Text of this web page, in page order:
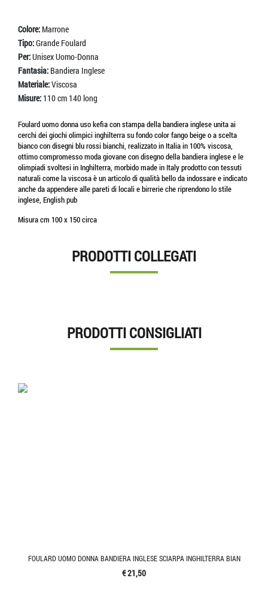
Colore: Marrone
Tipo:Grande Foulard
Per:Unisex Uomo-Donna
Fantasia: Bandiera Inglese
Materiale:Viscosa
Misure: 110 cm 140 long
Foulard uomo donna uso kefia con stampa della bandiera inglese unita ai
cerchi dei giochi olimpici inghilterra su fondo color fango beige o a scelta
bianco con disegni blu rossi bianchi, realizzato in Italia in 100% viscosa,
ottimo compromesso moda giovane con disegno della bandiera inglese e le
olimpiadi svoltesi in Inghilterra, morbido made in Italy prodotto con tessuti
naturali come la viscosa è un articolo di qualità bello da indossare e indicato
anche da appendere alle pareti di locali e birrerie che riprendono lo stile
inglese, English pub
Misura cm 100 x 150 circa
PRODOTTI COLLEGATI
PRODOTTI CONSIGLIATI
FOULARD UOMO DONNA BANDIERA INGLESE SCIARPA INGHILTERRA BIAN
€ 21,50